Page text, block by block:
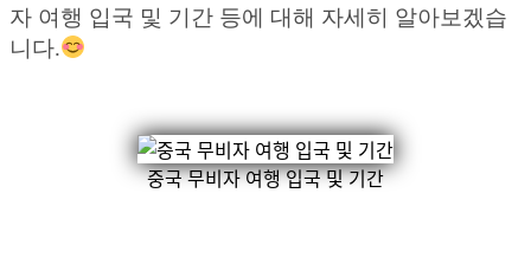
자 여행 입국 및 기간 등에 대해 자세히 알아보겠습
니다.
중국 무비자 여행 입국 및 기간